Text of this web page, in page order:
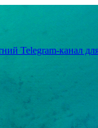
Telegram-канал